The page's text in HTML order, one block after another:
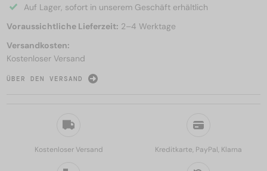
Kostenloser Versand Kreditkarte, PayPal, Klarna
Auf Lager, sofort in unserem Geschäft erhältlich
Voraussichtliche Lieferzeit: 2–4 Werktage
Versandkosten:
Kostenloser Versand
ÜBER DEN VERSAND